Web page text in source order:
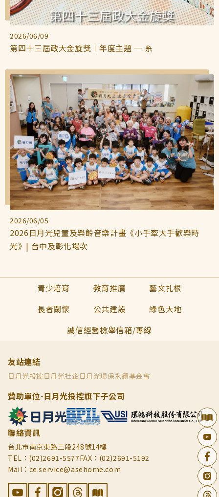
2026/06/09
第四十三屆政大金旋獎｜年度主題 ─ 糸
2026/06/05
2026日月光兒童及樂齡音樂計畫《小手牽大手歡樂時
光》| 台中及彰化場次
青少培育 教育推廣
藝文扎根
長者關懷
公共建設
綠色大地
誠信經營檢舉信箱/專線
友站連結
日月光投控 日月光社企日月光環保永續基金會
贊助單位-日月光投控旗下子公司
聯絡資訊
台北市南京東路三段248號14樓
TEL：(02)2691-5577FAX：(02)2691-5192
Mail：ce.service@asehome.com